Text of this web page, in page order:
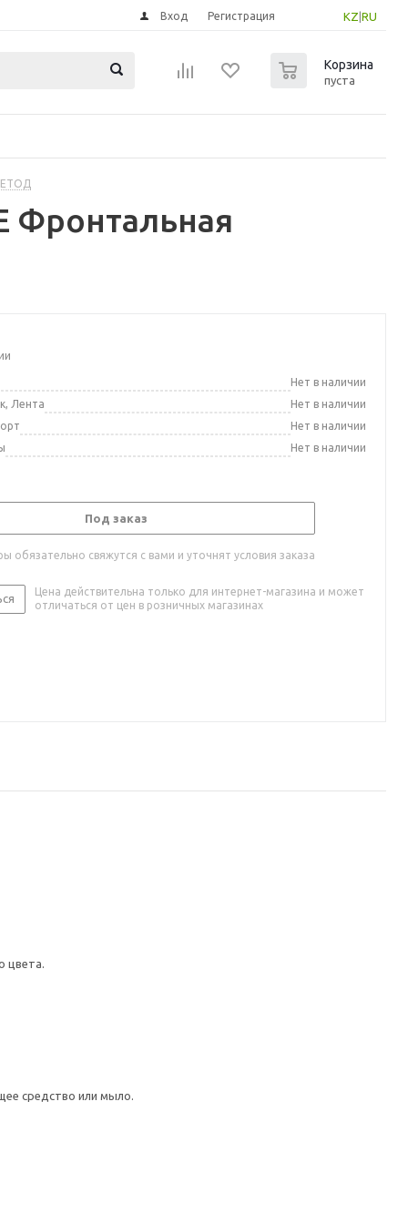
KZ RU
Вход Регистрация
Корзина
пуста
Фронтальная
Нет в наличии
Лента
Нет в наличии
Нет в наличии
Нет в наличии
Под заказ
обязательно свяжутся с вами и уточнят условия заказа
Цена действительна только для интернет-магазина и может
отличаться от цен в розничных магазинах
цвета.
средство или мыло.